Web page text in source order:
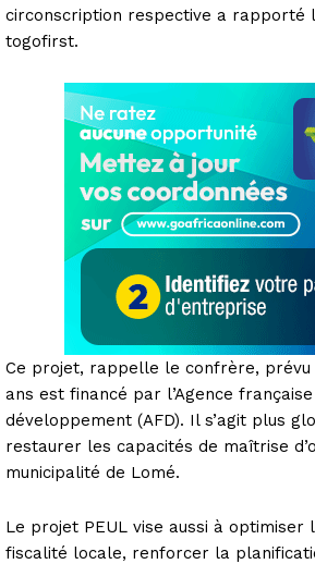
circonscription respective a rapporté
togofirst.
Ce projet, rappelle le confrère,
ans est financé par l’Agence
développement (AFD). Il s’agit plus
restaurer les capacités de maîtrise
municipalité de Lomé.
Le projet PEUL vise aussi à optimiser
fiscalité locale, renforcer la